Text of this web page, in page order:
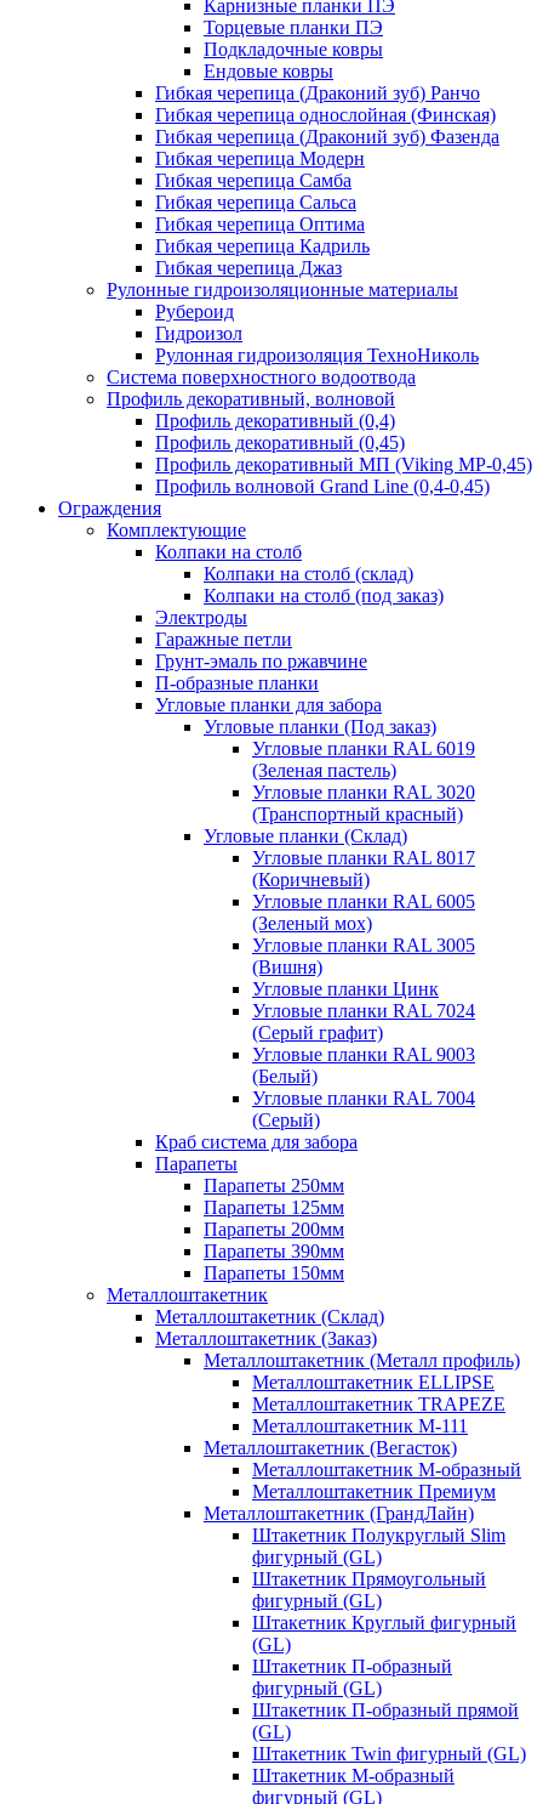
Карнизные планки ПЭ
Торцевые планки ПЭ
Подкладочные ковры
Ендовые ковры
Гибкая черепица (Драконий зуб) Ранчо
Гибкая черепица однослойная (Финская)
Гибкая черепица (Драконий зуб) Фазенда
Гибкая черепица Модерн
Гибкая черепица Самба
Гибкая черепица Сальса
Гибкая черепица Оптима
Гибкая черепица Кадриль
Гибкая черепица Джаз
Рулонные гидроизоляционные материалы
Рубероид
Гидроизол
Рулонная гидроизоляция ТехноНиколь
Система поверхностного водоотвода
Профиль декоративный, волновой
Профиль декоративный (0,4)
Профиль декоративный (0,45)
Профиль декоративный МП (Viking MP-0,45)
Профиль волновой Grand Line (0,4-0,45)
Ограждения
Комплектующие
Колпаки на столб
Колпаки на столб (склад)
Колпаки на столб (под заказ)
Электроды
Гаражные петли
Грунт-эмаль по ржавчине
П-образные планки
Угловые планки для забора
Угловые планки (Под заказ)
Угловые планки RAL 6019
(Зеленая пастель)
Угловые планки RAL 3020
(Транспортный красный)
Угловые планки (Склад)
Угловые планки RAL 8017
(Коричневый)
Угловые планки RAL 6005
(Зеленый мох)
Угловые планки RAL 3005
(Вишня)
Угловые планки Цинк
Угловые планки RAL 7024
(Серый графит)
Угловые планки RAL 9003
(Белый)
Угловые планки RAL 7004
(Серый)
Краб система для забора
Парапеты
Парапеты 250мм
Парапеты 125мм
Парапеты 200мм
Парапеты 390мм
Парапеты 150мм
Металлоштакетник
Металлоштакетник (Склад)
Металлоштакетник (Заказ)
Металлоштакетник (Металл профиль)
Металлоштакетник ELLIPSE
Металлоштакетник TRAPEZE
Металлоштакетник М-111
Металлоштакетник (Вегасток)
Металлоштакетник М-образный
Металлоштакетник Премиум
Металлоштакетник (ГрандЛайн)
Штакетник Полукруглый Slim
фигурный (GL)
Штакетник Прямоугольный
фигурный (GL)
Штакетник Круглый фигурный
(GL)
Штакетник П-образный
фигурный (GL)
Штакетник П-образный прямой
(GL)
Штакетник Twin фигурный (GL)
Штакетник М-образный
фигурный (GL)